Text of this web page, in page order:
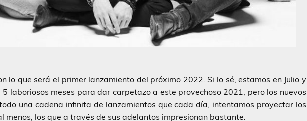
lo que será el primer lanzamiento del próximo 2022. Si lo sé, estamos en Julio y
laboriosos meses para dar carpetazo a este provechoso 2021, pero los nuevos
una cadena infinita de lanzamientos que cada día, intentamos proyectar los
menos, los que a través de sus adelantos impresionan bastante.